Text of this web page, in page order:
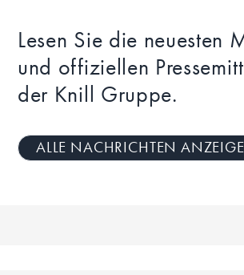
Lesen Sie die neuesten
und offiziellen
der Knill Gruppe.
ALLE NACHRICHTEN